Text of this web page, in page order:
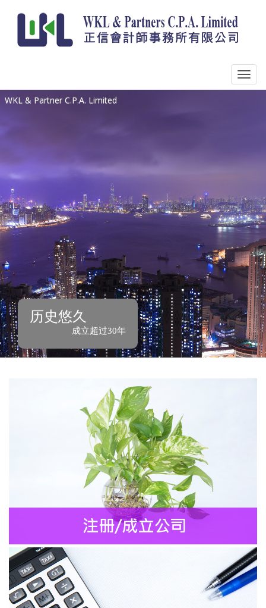
WKL & Partner C.P.A. Limited
历史悠久
成立超过30年
成立香港公司
成立中国公司
成立海外公司
银行开户服务
商标注册
税务服务
审计服务
会计服务
公司秘书服务
财务及管理谘询